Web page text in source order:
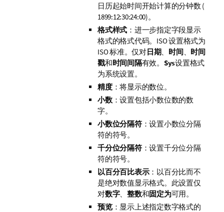
日历起始时间开始计算的分钟数 (
1899:12:30:24:00)。
格式样式 ：进一步指定字段显示
格式的格式代码。 ISO设置格式为
ISO 标准。仅对日期、 时间、 时间
戳和时间间隔有效。 Sys设置格式
为系统设置。
精度：将显示的数位。
小数：设置包括小数位数的数
字。
小数位分隔符：设置小数位分隔
符的符号。
千分位分隔符：设置千分位分隔
符的符号。
以百分百比表示：以百分比而不
是绝对数值显示格式。此设置仅
对数字、 整数和固定为可用。
预览：显示上述指定数字格式的